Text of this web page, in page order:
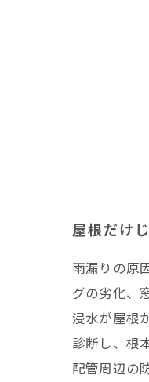
屋根だけ
雨漏りの原
グの劣化、
浸水が屋根
診断し、根
配管周辺の